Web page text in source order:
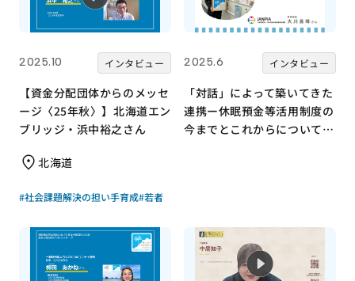
2025.10 インタビュー
【資金分配団体からのメッセ
ージ〈25年秋〉】北海道エン
ブリッジ・浜中裕之さん
北海道
#社会課題解決の担い手育成#若者
2025.6 インタビュー
「対話」によって築いてきた
連携ー休眠預金等活用制度の
今までとこれからについて、